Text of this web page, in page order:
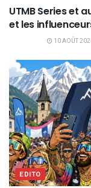
UTMB Series et
et les
10 AOÛT
EDITO